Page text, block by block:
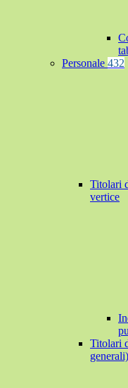
Personale 432
Titolari
vertice
Titolari
generali)